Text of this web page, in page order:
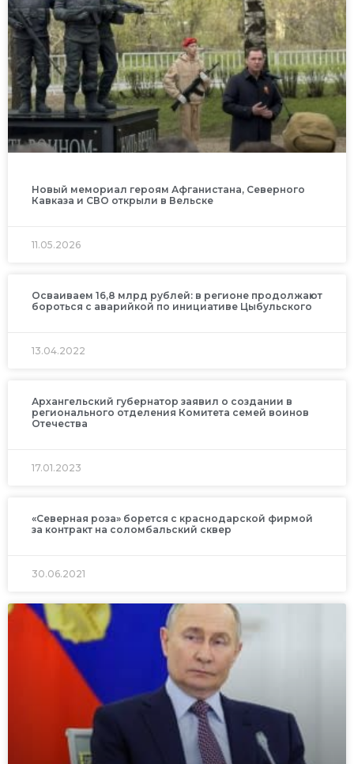
Новый мемориал героям Афганистана, Северного
Кавказа и СВО открыли в Вельске
11.05.2026
Осваиваем 16,8 млрд рублей: в регионе продолжают
бороться с аварийкой по инициативе Цыбульского
13.04.2022
Архангельский губернатор заявил о создании в
регионального отделения Комитета семей воинов
Отечества
17.01.2023
«Северная роза» борется с краснодарской фирмой
за контракт на соломбальский сквер
30.06.2021